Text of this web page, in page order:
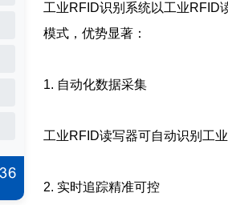
工业RFID识别系统以工业RFID
模式，优势显著：
1. 自动化数据采集
工业RFID读写器可自动识别工
2. 实时追踪精准可控